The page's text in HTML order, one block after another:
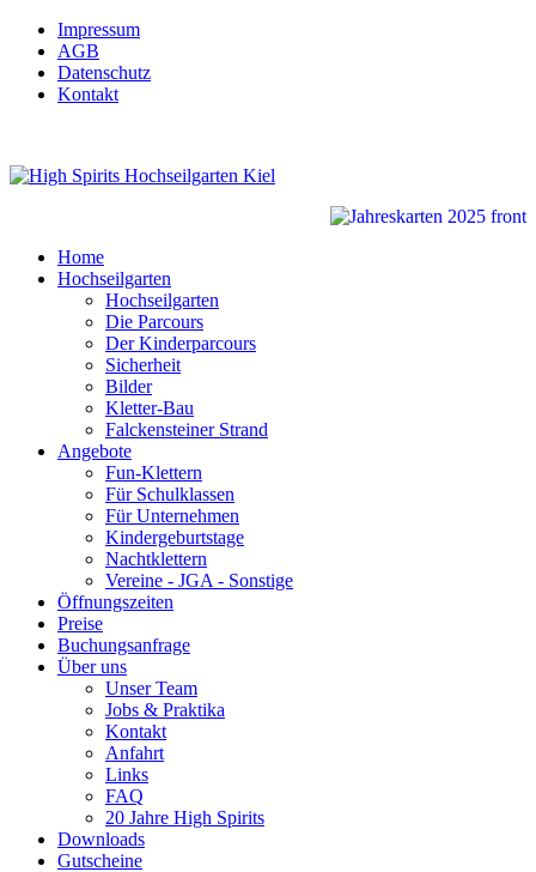
Impressum
AGB
Datenschutz
Kontakt
Home
Hochseilgarten
Hochseilgarten
Die Parcours
Der Kinderparcours
Sicherheit
Bilder
Kletter-Bau
Falckensteiner Strand
Angebote
Fun-Klettern
Für Schulklassen
Für Unternehmen
Kindergeburtstage
Nachtklettern
Vereine - JGA - Sonstige
Öffnungszeiten
Preise
Buchungsanfrage
Über uns
Unser Team
Jobs & Praktika
Kontakt
Anfahrt
Links
FAQ
20 Jahre High Spirits
Downloads
Gutscheine